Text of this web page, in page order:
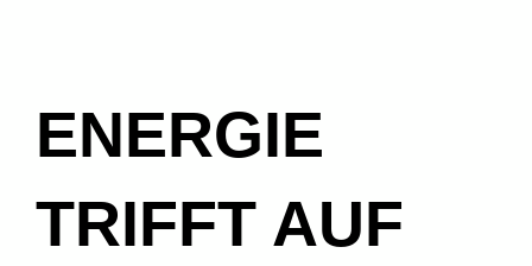
ENERGIE
TRIFFT AUF